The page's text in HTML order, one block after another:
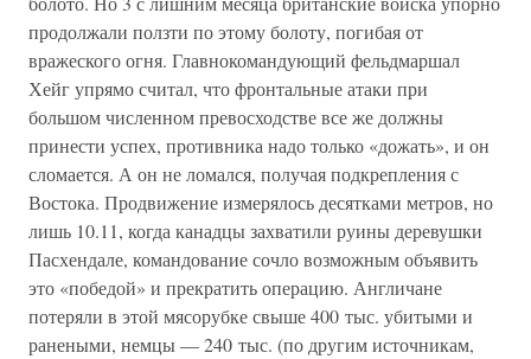
продолжали ползти по этому болоту, погибая от
вражеского огня. Главнокомандующий фельдмаршал
Хейг упрямо считал, что фронтальные атаки при
большом численном превосходстве все же должны
принести успех, противника надо только «дожать», и он
сломается. А он не ломался, получая подкрепления с
Востока. Продвижение измерялось десятками метров, но
лишь 10.11, когда канадцы захватили руины деревушки
Пасхендале, командование сочло возможным объявить
это «победой» и прекратить операцию. Англичане
потеряли в этой мясорубке свыше 400 тыс. убитыми и
ранеными, немцы — 240 тыс. (по другим источникам,